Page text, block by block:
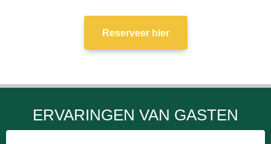
Reserveer hier
ERVARINGEN VAN GASTEN